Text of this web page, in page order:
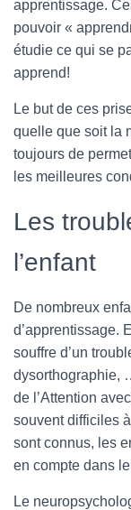
apprentissage.
pouvoir «
étudie ce qui se
apprend!
Le but de ces
quelle que soit la
toujours de
les meilleures
Les
l’enfant
De nombreux
d’apprentissage.
souffre d’un
dysorthographie,
de l’Attention
souvent difficiles
sont connus, les
en compte dans
Le